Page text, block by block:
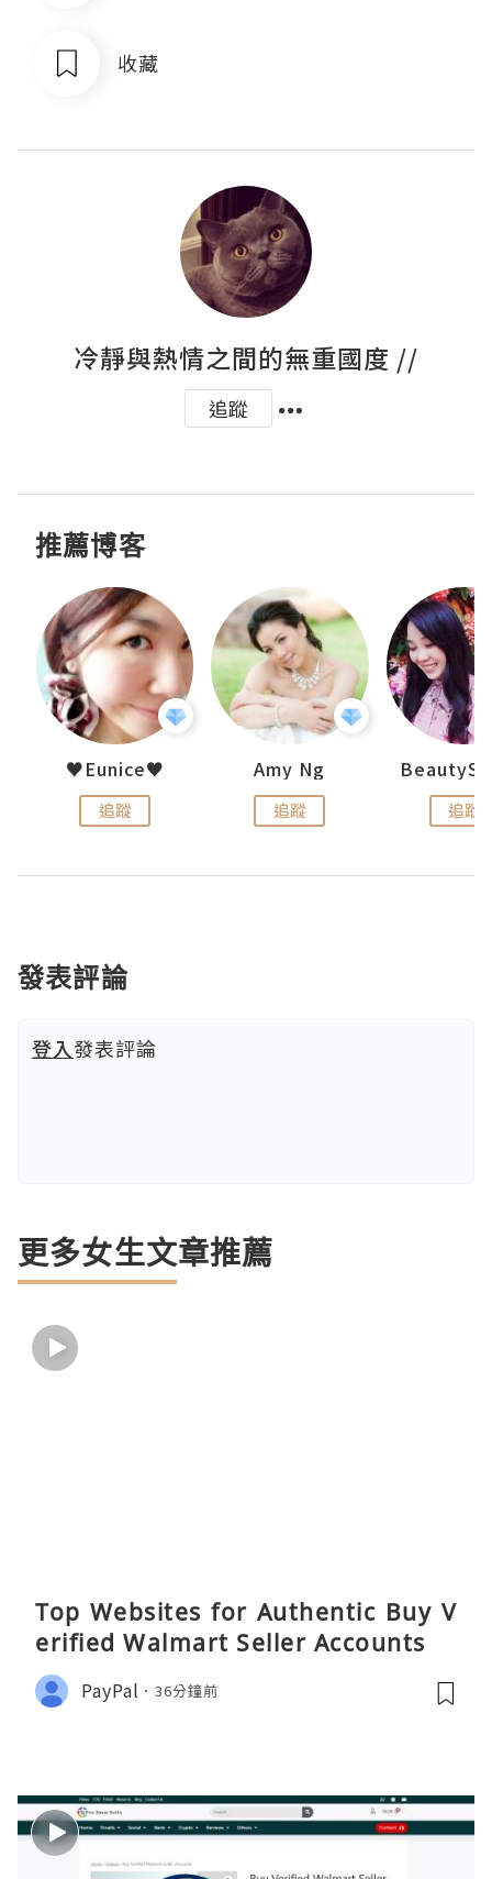
收藏
冷靜與熱情之間的無重國度 //
追蹤
推薦博客
♥Eunice♥
追蹤
Amy Ng
追蹤 追蹤
發表評論
登入發表評論
更多女生文章推薦
Top Websites for Authentic Buy V
erified Walmart Seller Accounts
PayPal 36分鐘前